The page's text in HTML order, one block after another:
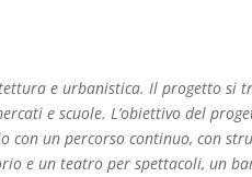
e urbanistica. Il progetto si
e scuole. L’obiettivo del
con un percorso continuo, con
e un teatro per spettacoli, un